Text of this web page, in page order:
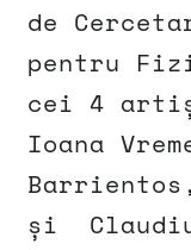
de
pentru
cei 4
Ioana
și